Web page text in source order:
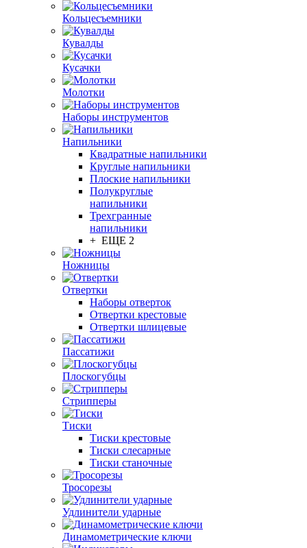
Кольцесъемники
Кувалды
Кусачки
Молотки
Наборы инструментов
Напильники
Квадратные напильники
Круглые напильники
Плоские напильники
Полукруглые
напильники
Трехгранные
напильники
+ ЕЩЕ 2
Ножницы
Отвертки
Наборы отверток
Отвертки крестовые
Отвертки шлицевые
Пассатижи
Плоскогубцы
Стрипперы
Тиски
Тиски крестовые
Тиски слесарные
Тиски станочные
Тросорезы
Удлинители ударные
Динамометрические ключи